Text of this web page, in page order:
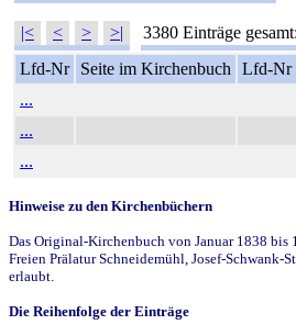
|< < > >| 3380 Einträge gesamt:
Lfd-Nr
Seite im Kirchenbuch Lfd-Nr
...
...
...
Hinweise zu den Kirchenbüchern
Das Original-Kirchenbuch von Januar 1838
Freien Prälatur Schneidemühl, Josef-Schwank-
erlaubt.
Die Reihenfolge der Einträge